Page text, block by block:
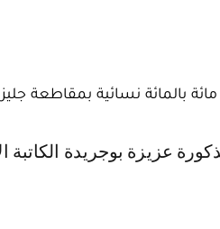
بالمائة نسائية بمقاطعة